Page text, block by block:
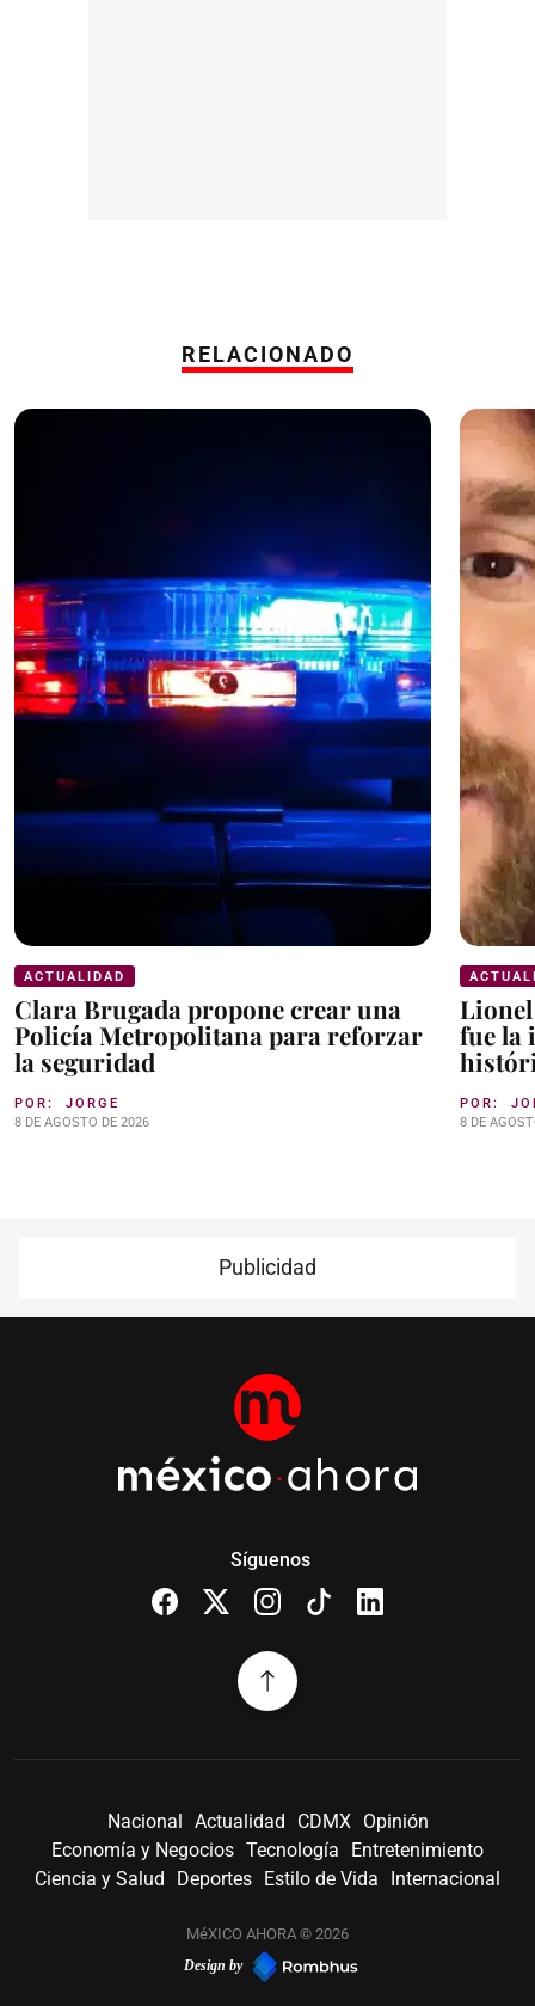
RELACIONADO
ACTUALIDAD
Clara Brugada propone crear una
Policía Metropolitana para reforzar
la seguridad
POR: JORGE
8 DE AGOSTO DE 2026
fue la
POR:
8 DE
Publicidad
Síguenos
Nacional Actualidad CDMX
Opinión
Economía y Negocios Tecnología
Entretenimiento
Ciencia y Salud
Deportes Estilo de Vida Internacional
MéXICO AHORA © 2026
Design by